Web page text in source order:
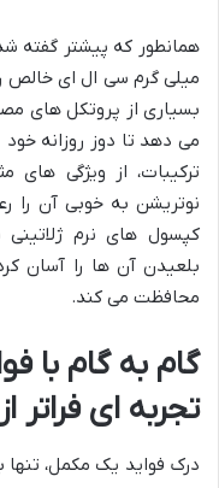
میلی گرم سی ال ای خالص
می دهد تا دوز روزانه
ترکیبات، از ویژگی
کپسول های نرم
بلعیدن آن ها را آسان
محافظت می کند.
گام به گام با
تجربه ای
درک فواید یک مکمل،